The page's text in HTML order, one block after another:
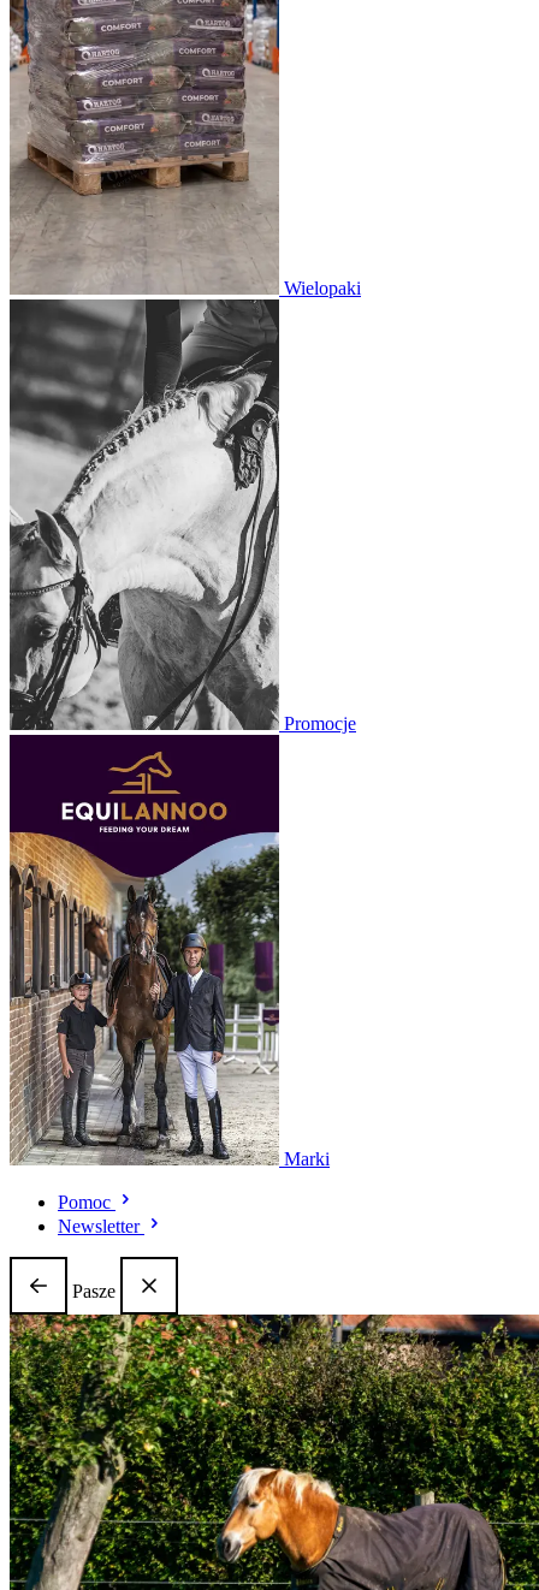
Wielopaki
Promocje
Marki
Pomoc
Newsletter
Pasze